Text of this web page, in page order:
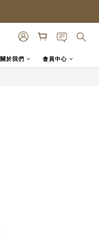
關於我們 會員中心